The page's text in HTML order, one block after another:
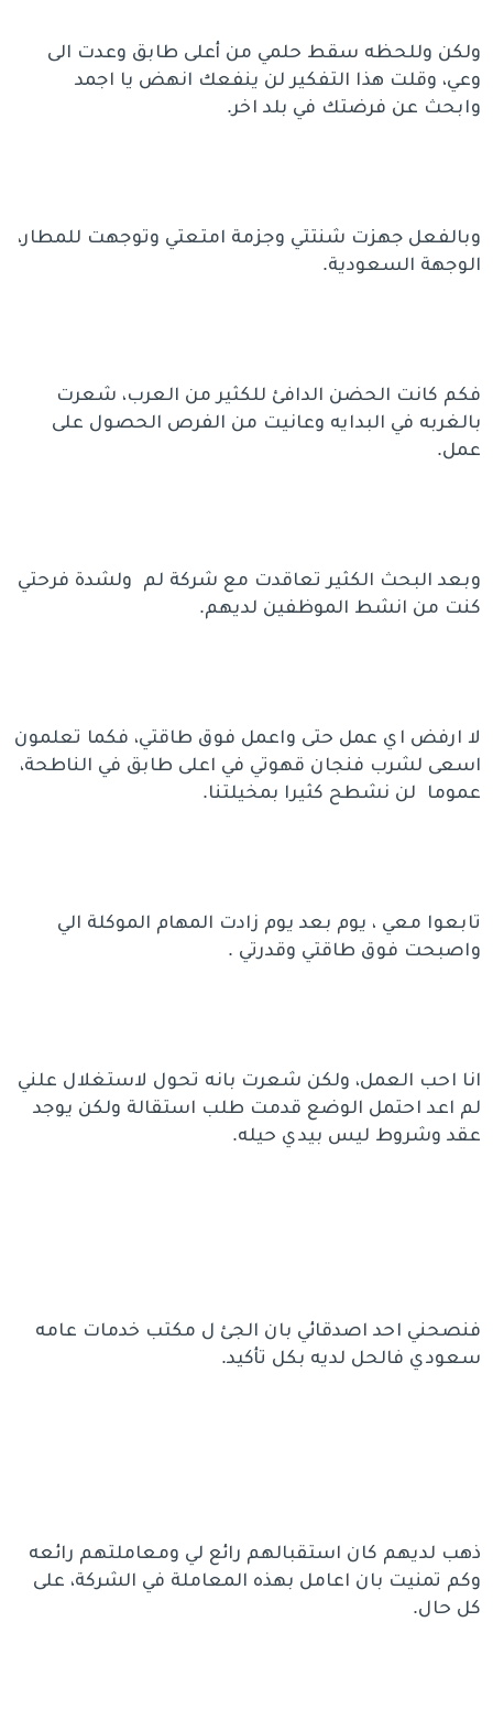
ولكن وللحظه سقط حلمي من أعلى طابق وعدت الى
وعي، وقلت هذا التفكير لن ينفعك انهض يا اجمد
وابحث عن فرضتك في بلد اخر.
وبالفعل جهزت شنتتي وجزمة امتعتي وتوجهت للمطار،
الوجهة السعودية.
فكم كانت الحضن الدافئ للكثير من العرب، شعرت
بالغربه في البدايه وعانيت من الفرص الحصول على
عمل.
وبعد البحث الكثير تعاقدت مع شركة لم ولشدة فرحتي
كنت من انشط الموظفين لديهم.
لا ارفض اي عمل حتى واعمل فوق طاقتي، فكما تعلمون
اسعى لشرب فنجان قهوتي في اعلى طابق في الناطحة،
عموما لن نشطح كثيرا بمخيلتنا.
تابعوا معي ، يوم بعد يوم زادت المهام الموكلة الي
واصبحت فوق طاقتي وقدرتي .
انا احب العمل، ولكن شعرت بانه تحول لاستغلال علني
لم اعد احتمل الوضع قدمت طلب استقالة ولكن يوجد
عقد وشروط ليس بيدي حيله.
فنصحني احد اصدقائي بان الجئ ل مكتب خدمات عامه
سعودي فالحل لديه بكل تأكيد.
ذهب لديهم كان استقبالهم رائع لي ومعاملتهم رائعه
وكم تمنيت بان اعامل بهذه المعاملة في الشركة، على
كل حال.